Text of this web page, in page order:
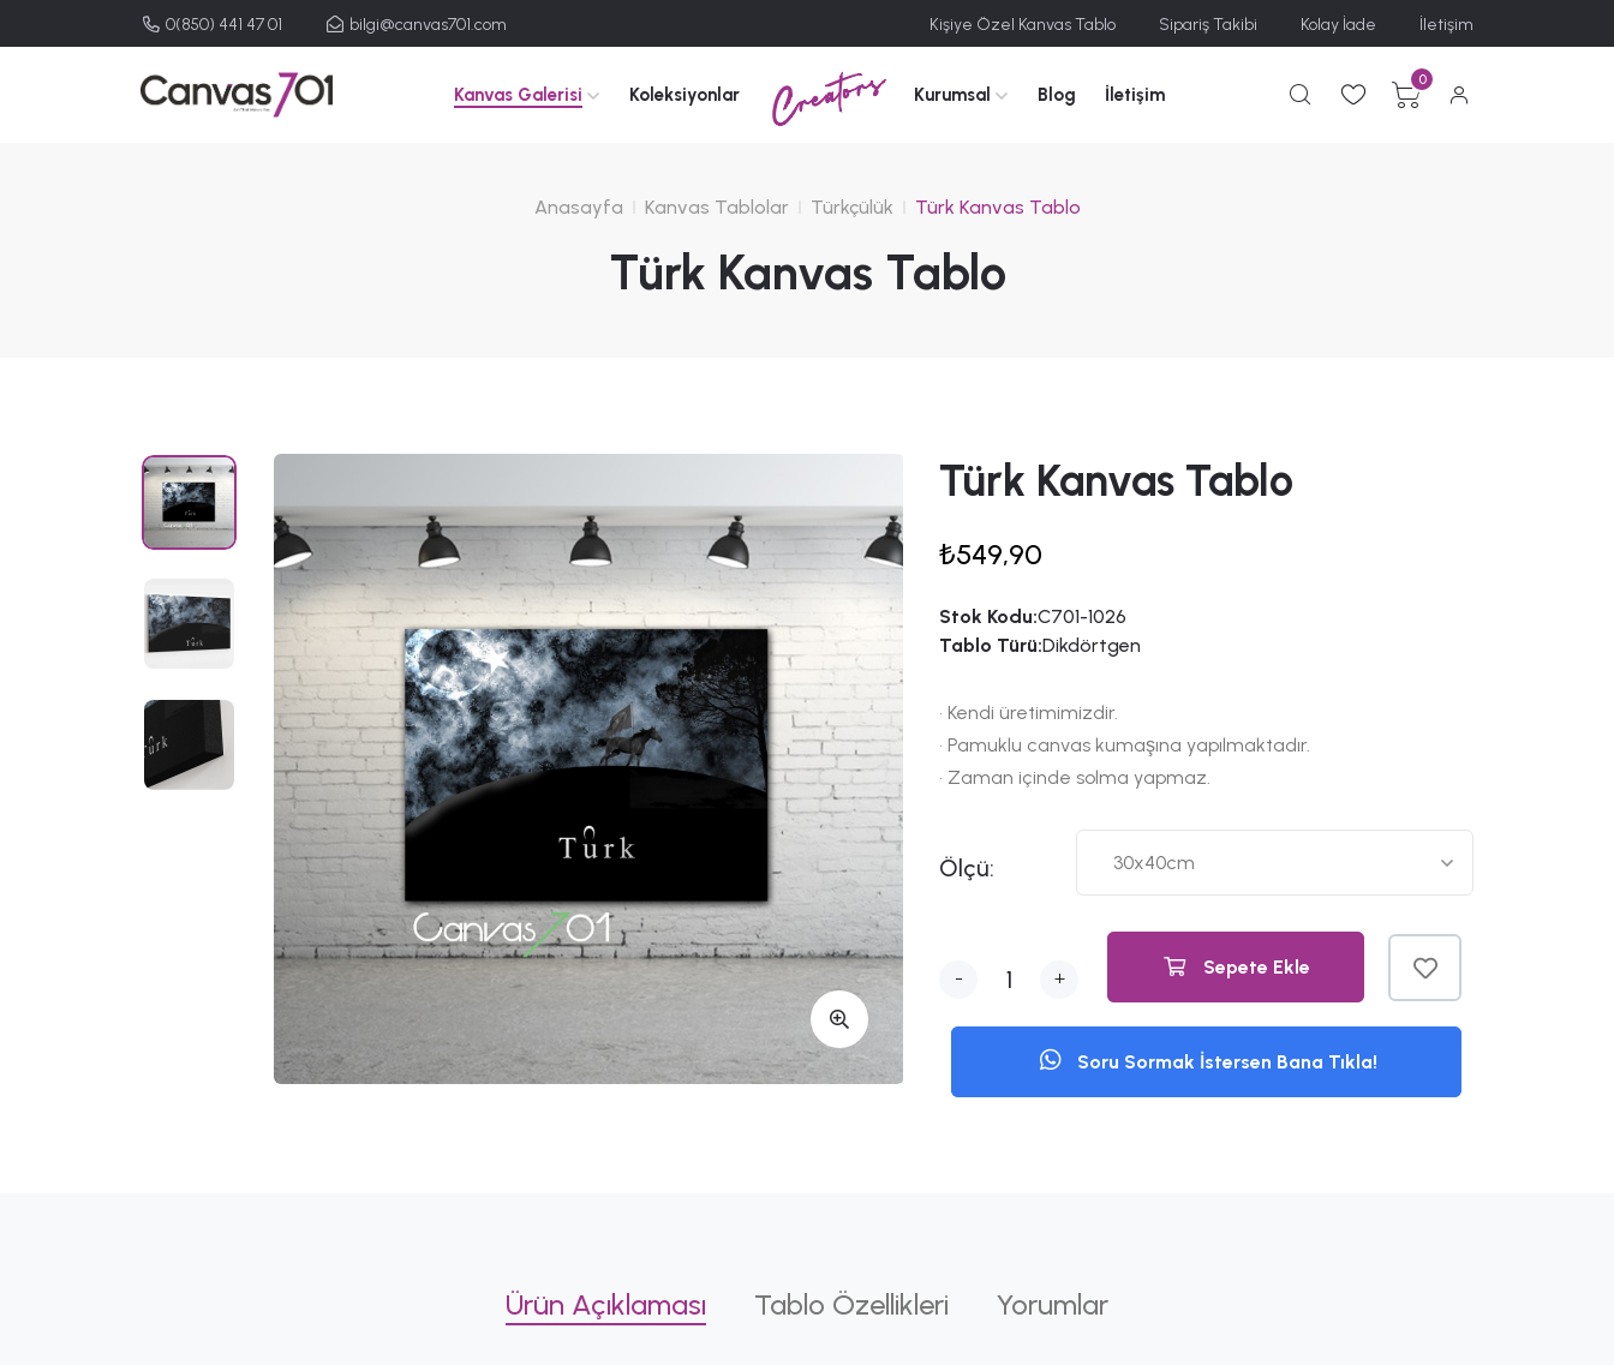
0(850) 441 47 01 bilgi@canvas701.com Kişiye Özel Kanvas Tablo Sipariş Takibi Kolay İade İletişim
Kanvas Galerisi Koleksiyonlar Creators Kurumsal Blog İletişim
0
Anasayfa Kanvas Tablolar Türkçülük Türk Kanvas Tablo
Türk Kanvas Tablo
Türk Kanvas Tablo
₺549,90
Stok Kodu:C701-1026
Tablo Türü:Dikdörtgen
• Kendi üretimimizdir.
• Pamuklu canvas kumaşına yapılmaktadır.
• Zaman içinde solma yapmaz.
Ölçü:
- + Sepete Ekle
Soru Sormak İstersen Bana Tıkla!
Ürün Açıklaması Tablo Özellikleri Yorumlar